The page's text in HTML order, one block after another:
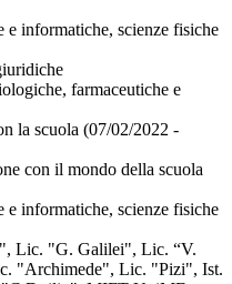
e informatiche, scienze fisiche
farmaceutiche e
la scuola (07/02/2022 -
con il mondo della scuola
e informatiche, scienze fisiche
Lic. "G. Galilei", Lic. “V.
"Archimede", Lic. "Pizi", Ist.